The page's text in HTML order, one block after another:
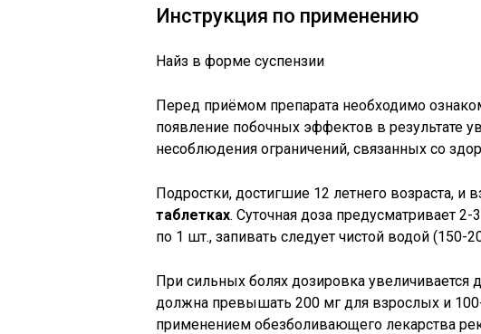
Инструкция по применению
Найз в форме суспензии
Перед приёмом препарата необходимо
появление побочных эффектов в результате
несоблюдения ограничений, связанных со
Подростки, достигшие 12 летнего возраста, и
таблетках. Суточная доза предусматривает
по 1 шт., запивать следует чистой водой (150-
При сильных болях дозировка увеличивается
должна превышать 200 мг для взрослых и
применением обезболивающего лекарства